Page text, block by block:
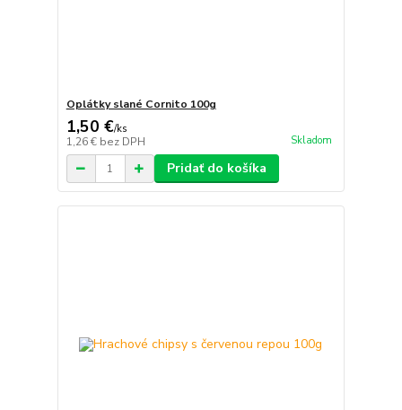
Oplátky slané Cornito 100g
1,50 €/ks
1,26 € bez DPH Skladom
Pridať do košíka